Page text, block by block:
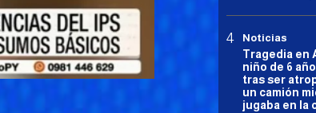
Noticias
Tragedia en
niño de 6
tras ser
un camión
jugaba en la